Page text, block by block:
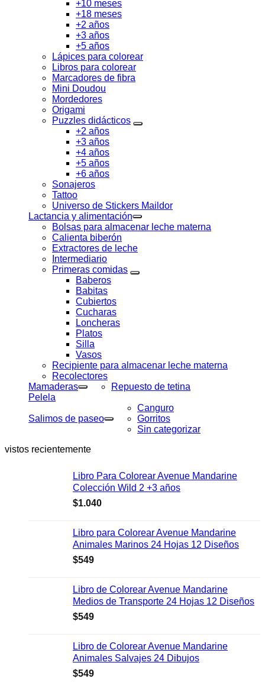
+10 meses
+18 meses
+2 años
+3 años
+5 años
Lápices para colorear
Libros para colorear
Marcadores de fibra
Mini Doudou
Mordedores
Origami
Puzzles didácticos
+2 años
+3 años
+4 años
+5 años
+6 años
Sonajeros
Tattoo
Universo de Stickers Maildor
Lactancia y alimentación
Bolsas para almacenar leche materna
Calienta biberón
Extractores de leche
Intermediario
Primeras comidas
Baberos
Babitas
Cubiertos
Cucharas
Loncheras
Platos
Silla
Vasos
Recipiente para almacenar leche materna
Recolectores
Mamaderas
Repuesto de tetina
Pelela
Salimos de paseo
Canguro
Gorritos
Sin categorizar
vistos recientemente
Libro Para Colorear Avenue Mandarine
Colección Wild 2 +3 años
$1.040
Libro para Colorear Avenue Mandarine
Animales Marinos 24 Hojas 12 Diseños
$549
Libro de Colorear Avenue Mandarine
Medios de Transporte 24 Hojas 12 Diseños
$549
Libro de Colorear Avenue Mandarine
Animales Salvajes 24 Dibujos
$549